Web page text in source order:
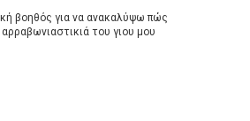
βοηθός για να ανακαλύψω πώς
του γιου μου